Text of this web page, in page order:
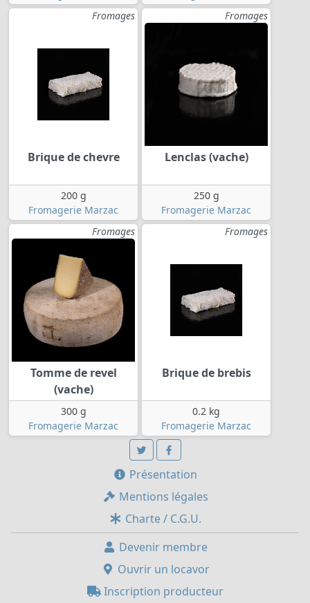
Fromages
Brique de chevre
200 g
Fromagerie Marzac
Fromages
Lenclas (vache)
250 g
Fromagerie Marzac
Fromages
Tomme de revel
(vache)
300 g
Fromagerie Marzac
Fromages
Brique de brebis
0.2 kg
Fromagerie Marzac
Présentation
Mentions légales
Charte / C.G.U.
Devenir membre
Ouvrir un locavor
Inscription producteur